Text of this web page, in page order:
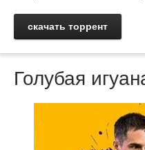
скачать торрент
Голубая